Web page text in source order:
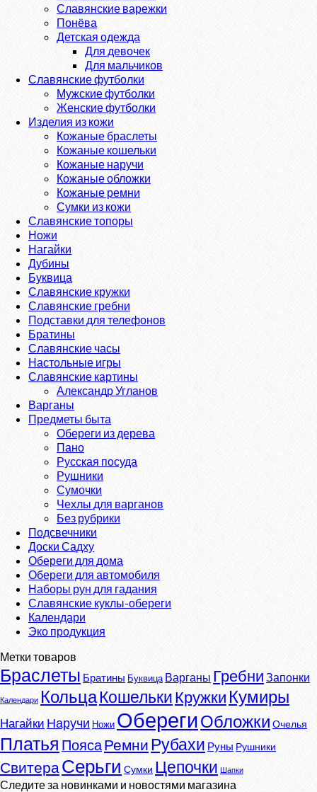
Славянские варежки
Понёва
Детская одежда
Для девочек
Для мальчиков
Славянские футболки
Мужские футболки
Женские футболки
Изделия из кожи
Кожаные браслеты
Кожаные кошельки
Кожаные наручи
Кожаные обложки
Кожаные ремни
Сумки из кожи
Славянские топоры
Ножи
Нагайки
Дубины
Буквица
Славянские кружки
Славянские гребни
Подставки для телефонов
Братины
Славянские часы
Настольные игры
Славянские картины
Александр Угланов
Варганы
Предметы быта
Обереги из дерева
Пано
Русская посуда
Рушники
Сумочки
Чехлы для варганов
Без рубрики
Подсвечники
Доски Садху
Обереги для дома
Обереги для автомобиля
Наборы рун для гадания
Славянские куклы-обереги
Календари
Эко продукция
Метки товаров
Браслеты Братины Буквица Варганы Гребни Запонки
Календари КольцаКошелькиКружки Кумиры
Нагайки Наручи Ножи ОберегиОбложки Очелья
Платья ПоясаРемни Рубахи Руны Рушники
СвитераСерьги Сумки Цепочки Шапки
Следите за новинками и новостями магазина